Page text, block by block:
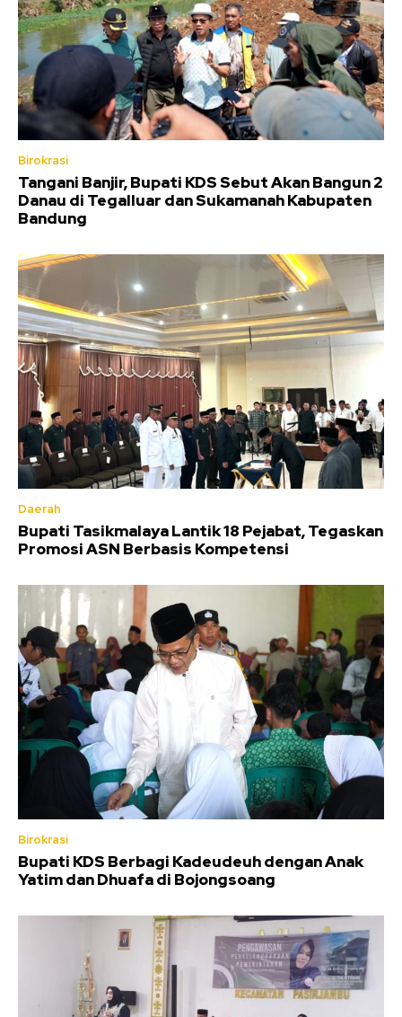
Birokrasi
Tangani Banjir, Bupati KDS Sebut Akan Bangun 2
Danau di Tegalluar dan Sukamanah Kabupaten
Bandung
Daerah
Bupati Tasikmalaya Lantik 18 Pejabat, Tegaskan
Promosi ASN Berbasis Kompetensi
Birokrasi
Bupati KDS Berbagi Kadeudeuh dengan Anak
Yatim dan Dhuafa di Bojongsoang